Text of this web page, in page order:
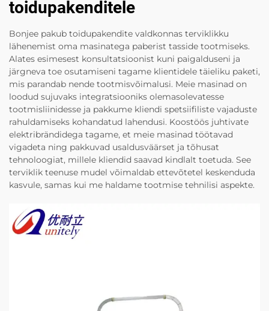
toidupakenditele
Bonjee pakub toidupakendite valdkonnas terviklikku
lähenemist oma masinatega paberist tasside tootmiseks.
Alates esimesest konsultatsioonist kuni paigalduseni ja
järgneva toe osutamiseni tagame klientidele täieliku paketi,
mis parandab nende tootmisvõimalusi. Meie masinad on
loodud sujuvaks integratsiooniks olemasolevatesse
tootmisliinidesse ja pakkume kliendi spetsiifiliste vajaduste
rahuldamiseks kohandatud lahendusi. Koostöös juhtivate
elektribrändidega tagame, et meie masinad töötavad
vigadeta ning pakkuvad usaldusväärset ja tõhusat
tehnoloogiat, millele kliendid saavad kindlalt toetuda. See
terviklik teenuse mudel võimaldab ettevõtetel keskenduda
kasvule, samas kui me haldame tootmise tehnilisi aspekte.